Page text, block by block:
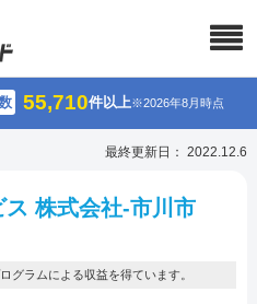
55,710件以上※2026年8月時点
最終更新日： 2022.12.6
株式会社-市川市
グラムによる収益を得ています。